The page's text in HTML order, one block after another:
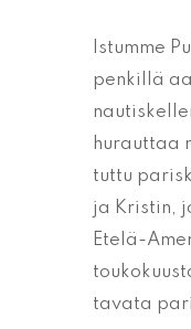
Istumme
penkillä
hurauttaa
tuttu
ja Kristin,
Etelä-
tavata